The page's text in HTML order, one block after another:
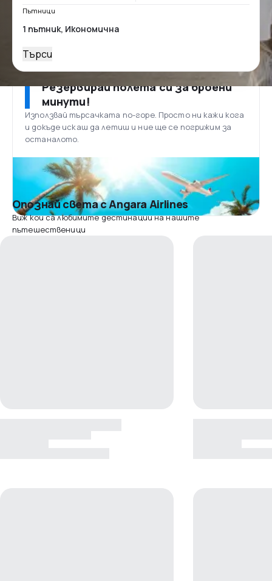
Пътници
Търси
Резервирай полета си за броени
минути!
Използвай търсачката по-горе. Просто ни кажи кога
и докъде искаш да летиш и ние ще се погрижим за
останалото.
Опознай света с Angara Airlines
Виж кои са любимите дестинации на нашите
пътешественици